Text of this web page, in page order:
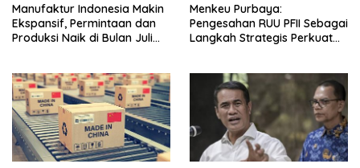
Manufaktur Indonesia Makin
Ekspansif, Permintaan dan
Produksi Naik di Bulan Juli
Menkeu Purbaya:
Pengesahan RUU PFII Sebagai
Langkah Strategis Perkuat